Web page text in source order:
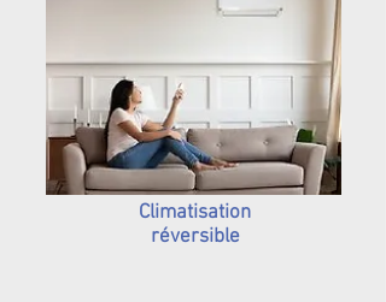
Climatisation
réversible